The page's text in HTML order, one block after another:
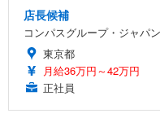
店長候補
コンパスグループ・ジャパ
東京都
月給36万円～42万円
正社員